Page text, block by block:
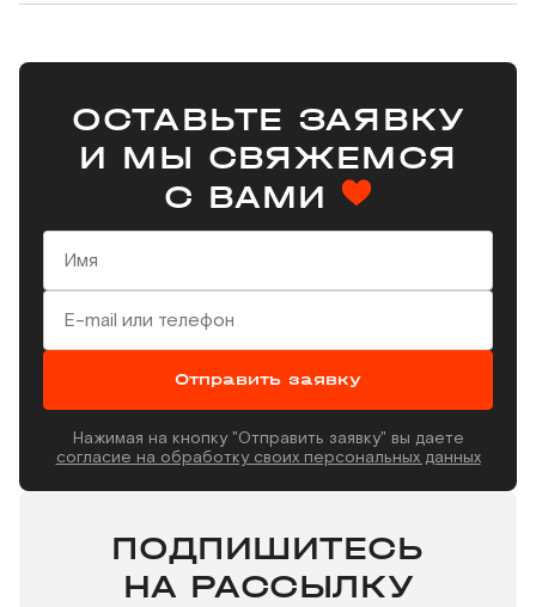
ОСТАВЬТЕ ЗАЯВКУ
И МЫ СВЯЖЕМСЯ
С ВАМИ
Отправить заявку
Нажимая на кнопку "Отправить заявку" вы даете
согласие на обработку своих персональных данных
ПОДПИШИТЕСЬ
НА РАССЫЛКУ